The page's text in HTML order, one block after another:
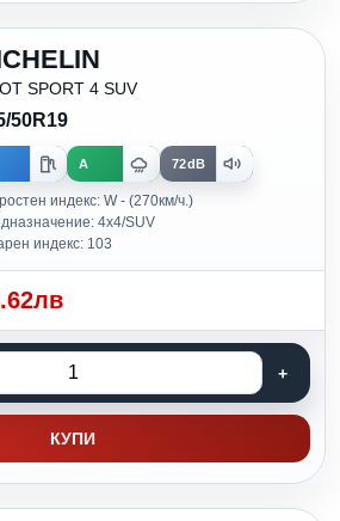
SPORT 4 SUV
50R19
A 72dB
индекс: W - (270км/ч.)
4x4/SUV
индекс: 103
КУПИ